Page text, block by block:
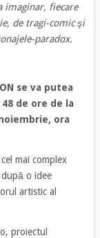
imaginar, fiecare
de tragi-comic şi
paradox.
se va putea
de ore de la
ora
mai complex
o idee
artistic al
proiectul